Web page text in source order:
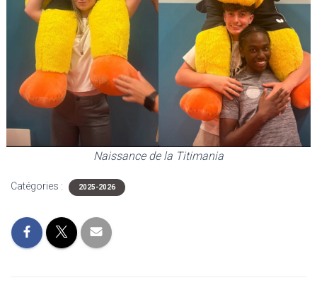
Naissance de la Titimania
Catégories : 2025-2026